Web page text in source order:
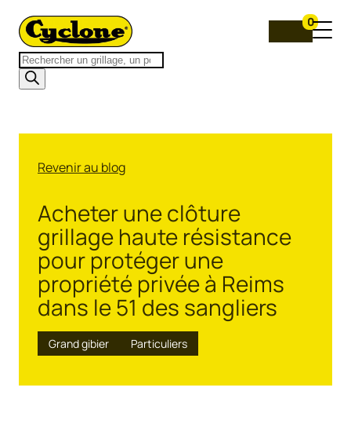
Recherche
de
produits
0
Revenir au blog
Acheter une clôture
grillage haute résistance
pour protéger une
propriété privée à Reims
dans le 51 des sangliers
Grand gibier Particuliers